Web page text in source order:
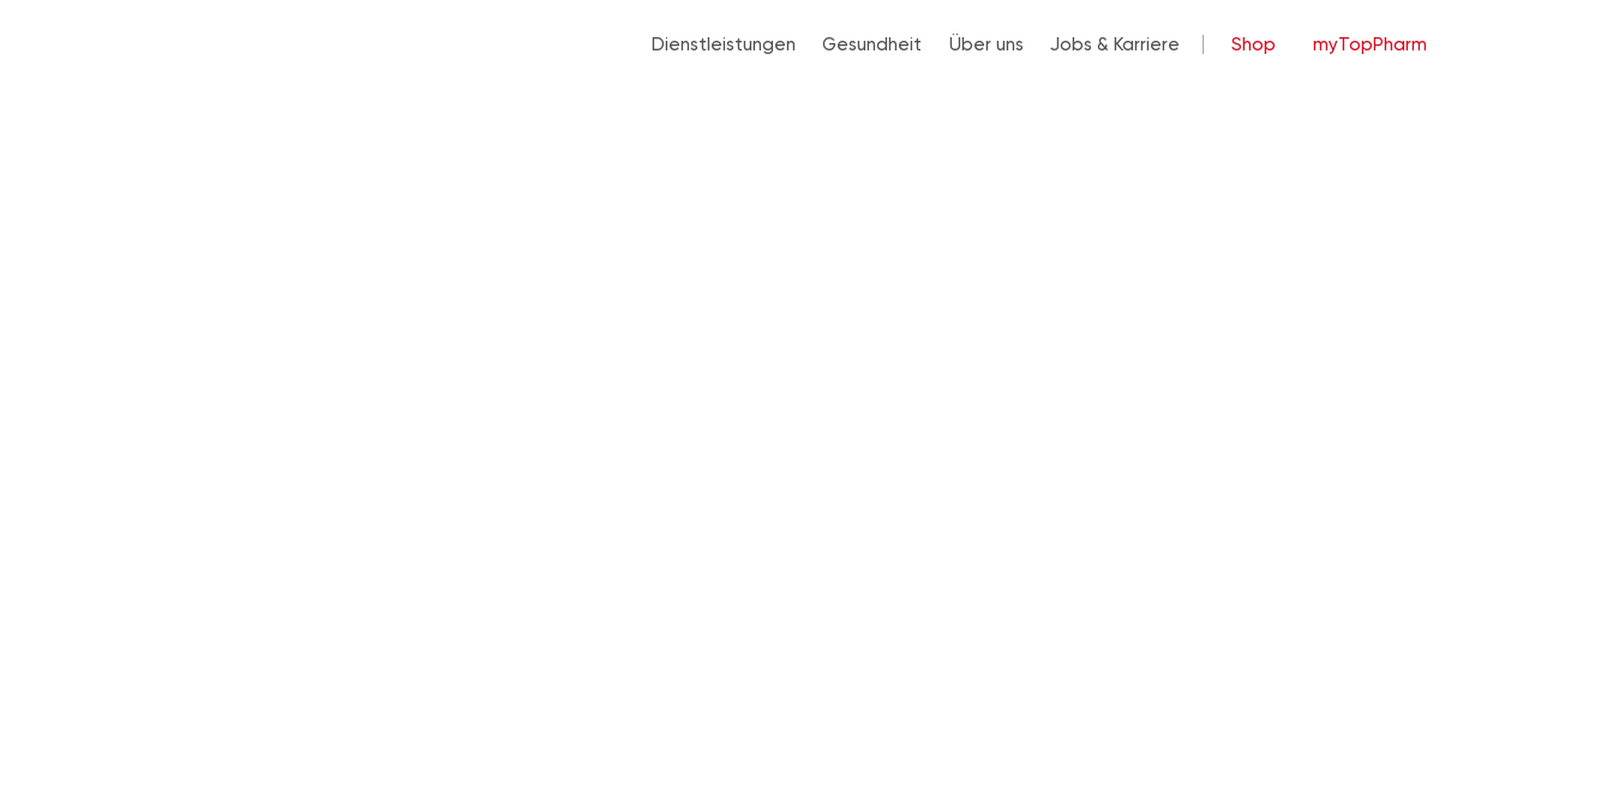
Dienstleistungen Gesundheit Über uns Jobs & Karriere Shop myTopPharm